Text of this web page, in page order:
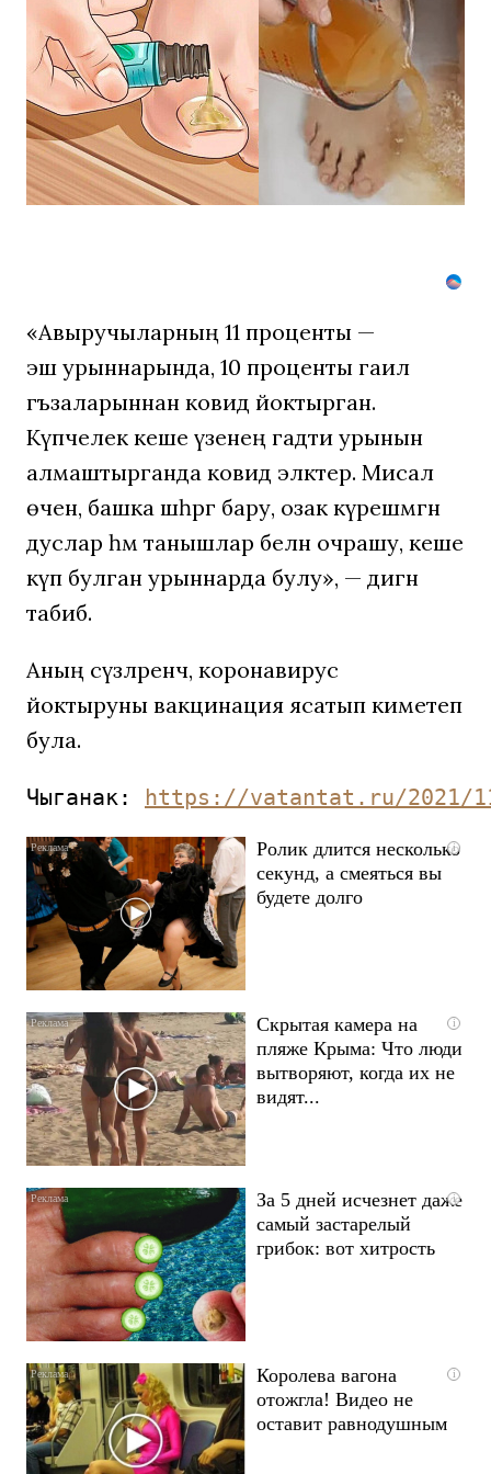
грибок
исчезнет
с
корнем,
если
перед
«Авыручыларның 11 проценты —
эш урыннарында, 10 проценты гаилә
әгъзаларыннан ковид йоктырган.
Күпчелек кеше үзенең гадәти урынын
алмаштырганда ковид эләктерә. Мисал
өчен, башка шәһәргә бару, озак күрешмәгән
дуслар һәм танышлар белән очрашу, кеше
күп булган урыннарда булу», — дигән
табиб.
Аның сүзләренчә, коронавирус
йоктыруны вакцинация ясатып киметеп
була.
Чыганак: https://vatantat.ru/2021/
i
Ролик длится несколько
секунд, а смеяться вы
будете долго
i
Скрытая камера на
пляже Крыма: Что люди
вытворяют, когда их не
видят...
i
За 5 дней исчезнет даже
самый застарелый
грибок: вот хитрость
i
Королева вагона
отожгла! Видео не
оставит равнодушным